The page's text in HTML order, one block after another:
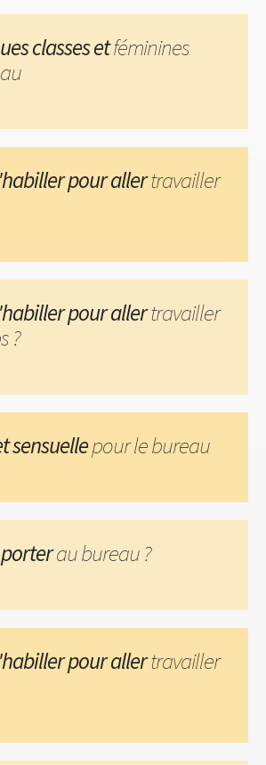
classes etféminines
pour allertravailler
pour allertravailler
?
sensuellepour le bureau
au bureau ?
pour allertravailler